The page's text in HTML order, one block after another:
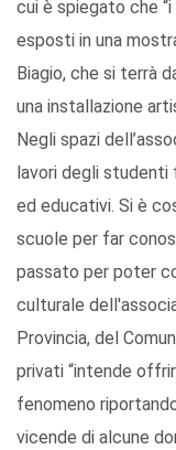
cui è spiegato che
esposti in una
Biagio, che si terrà
una installazione
Negli spazi
lavori degli
ed educativi. Si è
scuole per far
passato per poter
culturale
Provincia, del
privati “intende
fenomeno
vicende di alcune